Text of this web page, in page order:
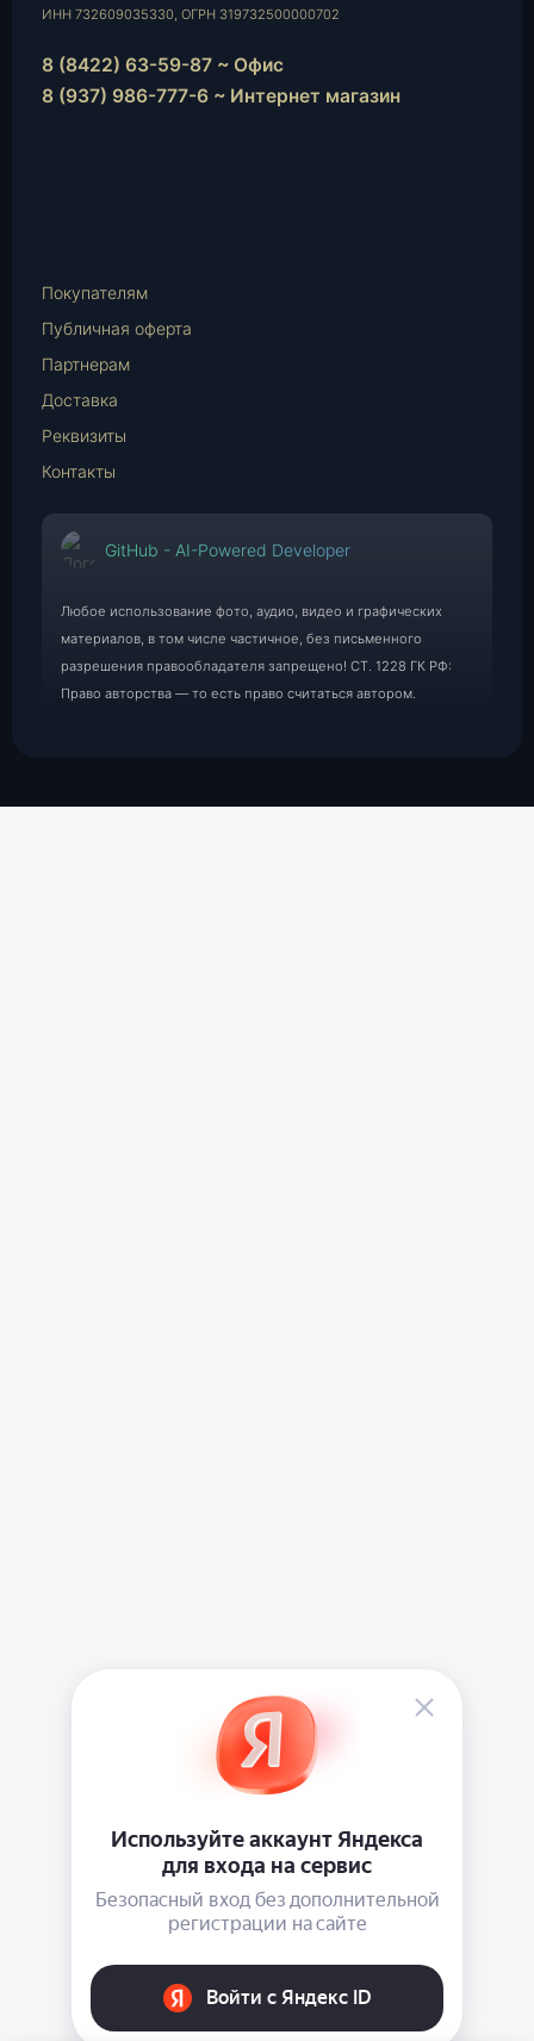
ИНН 732609035330, ОГРН 319732500000702
8 (8422) 63-59-87 ~ Офис
8 (937) 986-777-6 ~ Интернет магазин
Mail
Покупателям
Публичная оферта
Партнерам
Доставка
Реквизиты
Контакты
GitHub - AI-Powered Developer
Любое использование фото, аудио, видео и графических
материалов, в том числе частичное, без письменного
разрешения правообладателя запрещено! СТ. 1228 ГК РФ:
Право авторства — то есть право считаться автором.